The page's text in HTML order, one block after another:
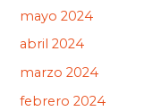
mayo 2024
abril 2024
marzo 2024
febrero 2024